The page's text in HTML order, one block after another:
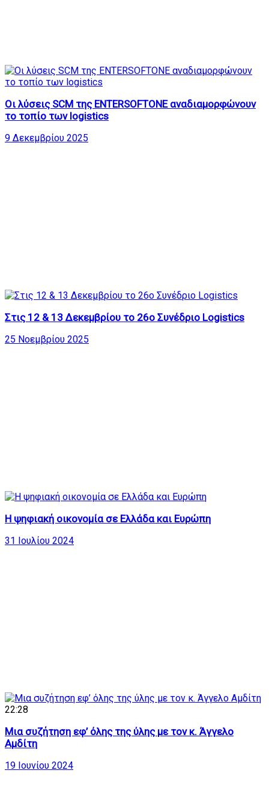
Οι λύσεις SCM της ENTERSOFTONE αναδιαμορφώνουν
το τοπίο των logistics
9 Δεκεμβρίου 2025
Στις 12 & 13 Δεκεμβρίου το 26ο Συνέδριο Logistics
25 Νοεμβρίου 2025
Η ψηφιακή οικονομία σε Ελλάδα και Ευρώπη
31 Ιουλίου 2024
22:28
Μια συζήτηση εφ’ όλης της ύλης με τον κ. Άγγελο
Αμδίτη
19 Ιουνίου 2024